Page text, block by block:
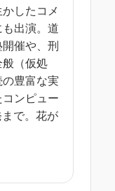
したコメ
出演。道
催や、刑
般（仮処
豊富な実
ンピュー
で。花が